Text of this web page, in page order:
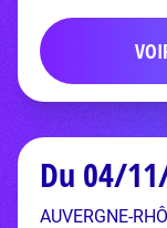
Du 04/
AUVERGNE-